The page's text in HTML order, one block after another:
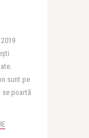
sunt pe
poartă